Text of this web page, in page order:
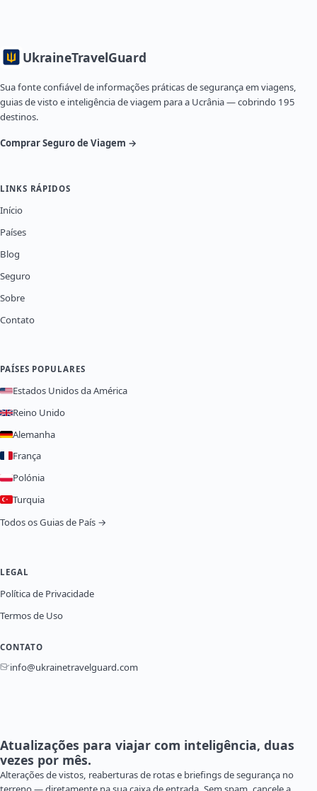
UkraineTravelGuard
Sua fonte confiável de informações práticas de segurança em viagens,
guias de visto e inteligência de viagem para a Ucrânia — cobrindo 195
destinos.
Comprar Seguro de Viagem →
LINKS RÁPIDOS
Início
Países
Blog
Seguro
Sobre
Contato
PAÍSES POPULARES
Estados Unidos da América
Reino Unido
Alemanha
França
Polónia
Turquia
Todos os Guias de País →
LEGAL
Política de Privacidade
Termos de Uso
CONTATO
info@ukrainetravelguard.com
Atualizações para viajar com inteligência, duas
vezes por mês.
Alterações de vistos, reaberturas de rotas e briefings de segurança no